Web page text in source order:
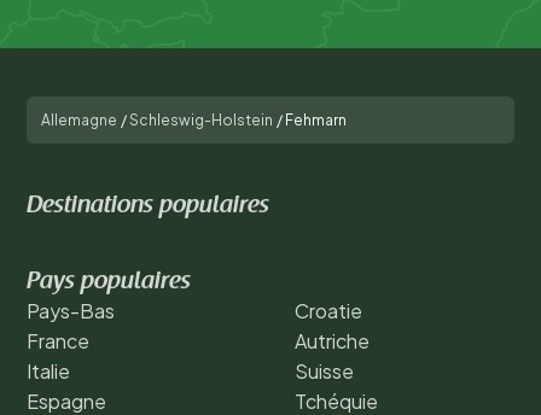
Allemagne /Schleswig-Holstein / Fehmarn
Destinations populaires
Pays populaires
Pays-Bas
France
Italie
Espagne
Croatie
Autriche
Suisse
Tchéquie